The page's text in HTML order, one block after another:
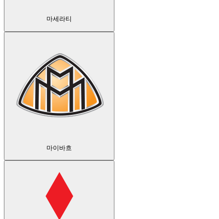
마세라티
마이바흐